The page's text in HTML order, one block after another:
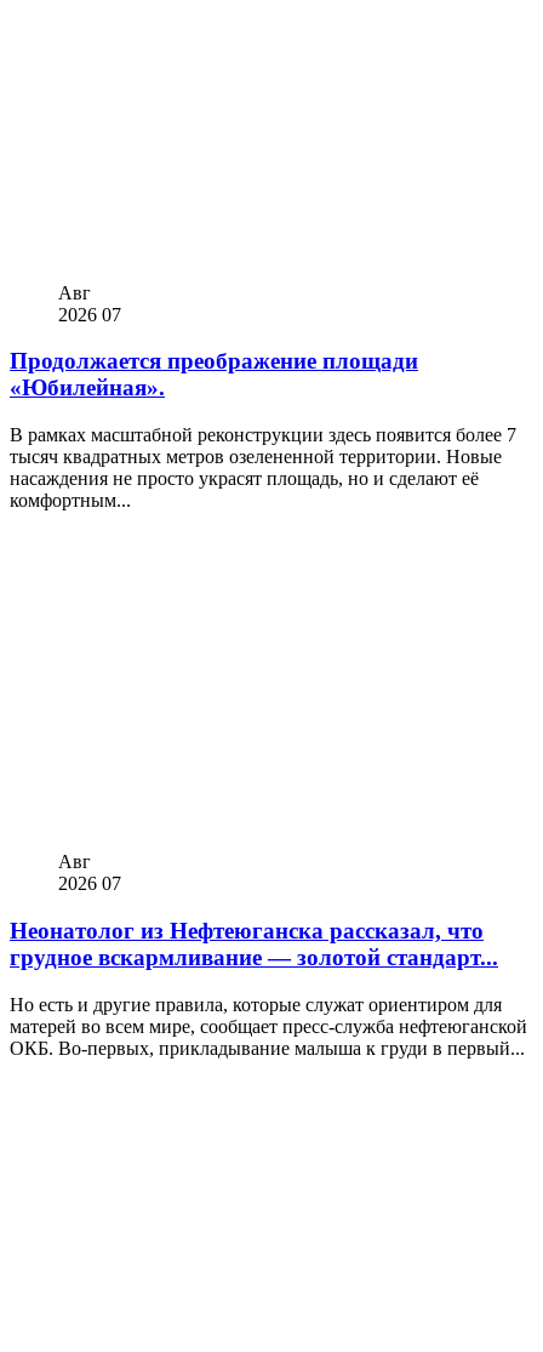
Авг
2026 07
Продолжается преображение площади
«Юбилейная».
В рамках масштабной реконструкции здесь появится более 7
тысяч квадратных метров озелененной территории. Новые
насаждения не просто украсят площадь, но и сделают её
комфортным...
Авг
2026 07
Неонатолог из Нефтеюганска рассказал, что
грудное вскармливание — золотой стандарт...
Но есть и другие правила, которые служат ориентиром для
матерей во всем мире, сообщает пресс-служба нефтеюганской
ОКБ. Во-первых, прикладывание малыша к груди в первый...